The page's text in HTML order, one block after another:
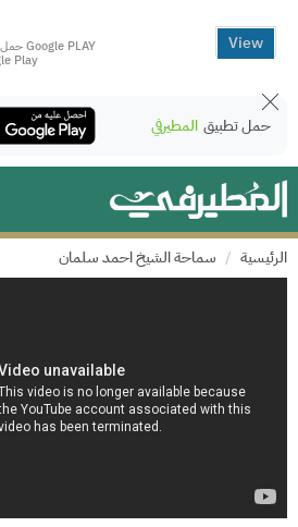
حمل التطبيق من متجر Google PLAY
Play
View
حمل تطبيق المطيرفي
الرئيسية سماحة الشيخ احمد سلمان